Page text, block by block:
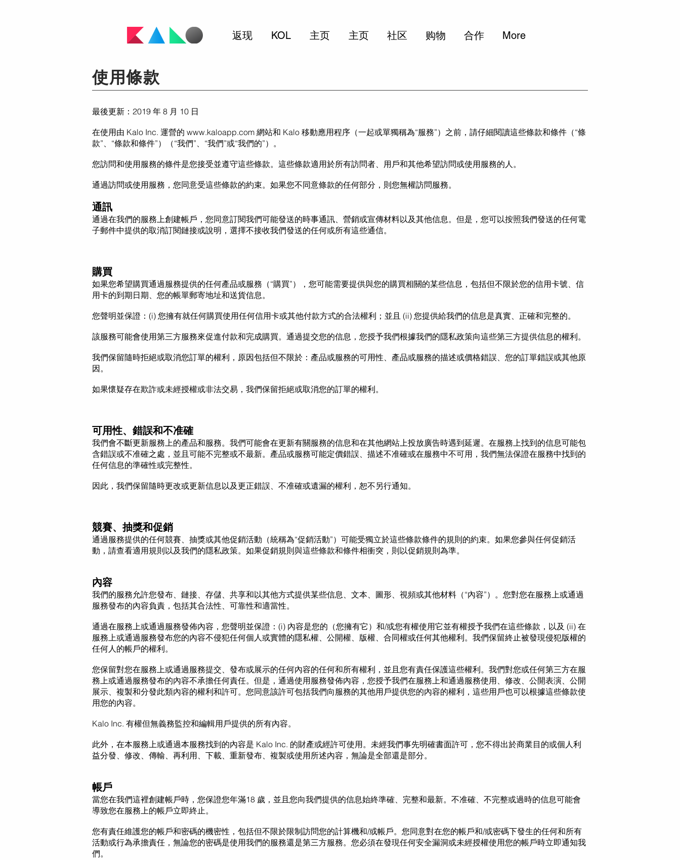
返现 KOL 主页 主页 社区 购物 合作 More
使用條款
最後更新：2019 年 8 月 10 日
在使用由 Kalo Inc. 運營的 www.kaloapp.com 網站和 Kalo 移動應用程序（一起或單獨稱為“服務”）之前，請仔細閱讀這些條款和條件（“條
款”、“條款和條件”）（“我們”、“我們”或“我們的”）。
您訪問和使用服務的條件是您接受並遵守這些條款。這些條款適用於所有訪問者、用戶和其他希望訪問或使用服務的人。
通過訪問或使用服務，您同意受這些條款的約束。如果您不同意條款的任何部分，則您無權訪問服務。
通訊
通過在我們的服務上創建帳戶，您同意訂閱我們可能發送的時事通訊、營銷或宣傳材料以及其他信息。但是，您可以按照我們發送的任何電
子郵件中提供的取消訂閱鏈接或說明，選擇不接收我們發送的任何或所有這些通信。
購買
如果您希望購買通過服務提供的任何產品或服務（“購買”），您可能需要提供與您的購買相關的某些信息，包括但不限於您的信用卡號、信
用卡的到期日期、您的帳單郵寄地址和送貨信息。
您聲明並保證：(i) 您擁有就任何購買使用任何信用卡或其他付款方式的合法權利； 並且 (ii) 您提供給我們的信息是真實、正確和完整的。
該服務可能會使用第三方服務來促進付款和完成購買。通過提交您的信息，您授予我們根據我們的隱私政策向這些第三方提供信息的權利。
我們保留隨時拒絕或取消您訂單的權利，原因包括但不限於： 產品或服務的可用性、產品或服務的描述或價格錯誤、您的訂單錯誤或其他原
因。
如果懷疑存在欺詐或未經授權或非法交易，我們保留拒絕或取消您的訂單的權利。
可用性、錯誤和不准確
我們會不斷更新服務上的產品和服務。我們可能會在更新有關服務的信息和在其他網站上投放廣告時遇到延遲。在服務上找到的信息可能包
含錯誤或不准確之處，並且可能不完整或不最新。產品或服務可能定價錯誤、描述不准確或在服務中不可用，我們無法保證在服務中找到的
任何信息的準確性或完整性。
因此， 我們保留隨時更改或更新信息以及更正錯誤、不准確或遺漏的權利，恕不另行通知。
競賽、抽獎和促銷
通過服務提供的任何競賽、抽獎或其他促銷活動（統稱為“促銷活動”）可能受獨立於這些條款條件的規則的約束。如果您參與任何促銷活
動，請查看適用規則以及我們的隱私政策。如果促銷規則與這些條款和條件相衝突，則以促銷規則為準。
內容
我們的服務允許您發布、鏈接、存儲、共享和以其他方式提供某些信息、文本、圖形、視頻或其他材料（“內容”）。您對您在服務上或通過
服務發布的內容負責，包括其合法性、可靠性和適當性。
通過在服務上或通過服務發佈內容，您聲明並保證：(i) 內容是您的（您擁有它）和/或您有權使用它並有權授予我們在這些條款，以及 (ii) 在
服務上或通過服務發布您的內容不侵犯任何個人或實體的隱私權、公開權、版權、合同權或任何其他權利。我們保留終止被發現侵犯版權的
任何人的帳戶的權利。
您保留對您在服務上或通過服務提交、發布或展示的任何內容的任何和所有權利，並且您有責任保護這些權利。我們對您或任何第三方在服
務上或通過服務發布的內容不承擔任何責任。但是，通過使用服務發佈內容，您授予我們在服務上和通過服務使用、修改、公開表演、公開
展示、複製和分發此類內容的權利和許可。您同意該許可包括我們向服務的其他用戶提供您的內容的權利，這些用戶也可以根據這些條款使
用您的內容。
Kalo Inc. 有權但無義務監控和編輯用戶提供的所有內容。
此外，在本服務上或通過本服務找到的內容是 Kalo Inc. 的財產或經許可使用。 未經我們事先明確書面許可，您不得出於商業目的或個人利
益分發、修改、傳輸、再利用、下載、重新發布、複製或使用所述內容，無論是全部還是部分。
帳戶
當您在我們這裡創建帳戶時，您保證您年滿18 歲， 並且您向我們提供的信息始終準確、完整和最新。不准確、不完整或過時的信息可能會
導致您在服務上的帳戶立即終止。
您有責任維護您的帳戶和密碼的機密性，包括但不限於限制訪問您的計算機和/或帳戶。您同意對在您的帳戶和/或密碼下發生的任何和所有
活動或行為承擔責任，無論您的密碼是使用我們的服務還是第三方服務。您必須在發現任何安全漏洞或未經授權使用您的帳戶時立即通知我
們。